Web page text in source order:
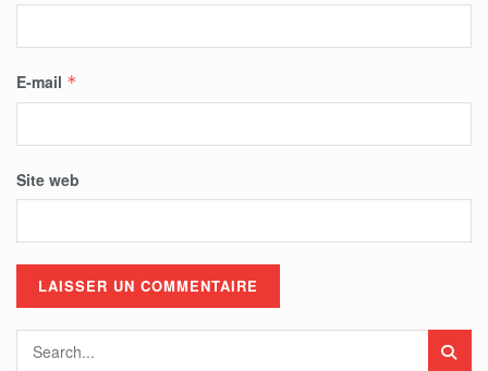
E-mail *
Site web